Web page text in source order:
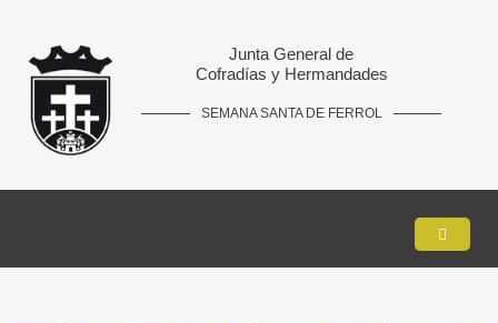
Junta General de
Cofradías y Hermandades
SEMANA SANTA DE FERROL